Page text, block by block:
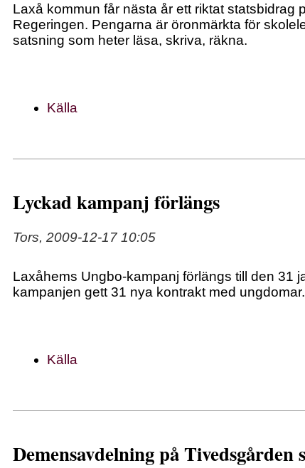
Laxå kommun får nästa år ett riktat statsbidrag
Regeringen. Pengarna är öronmärkta för
satsning som heter läsa, skriva, räkna.
Källa
Lyckad kampanj förlängs
Tors, 2009-12-17 10:05
Laxåhems Ungbo-kampanj förlängs till den 31
kampanjen gett 31 nya kontrakt med ungdomar.
Källa
Demensavdelning på Tivedsgården